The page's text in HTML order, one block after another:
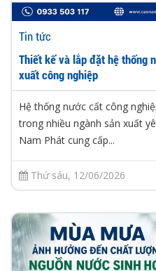
Tin tức
Thiết kế và lắp đặt hệ thống
xuất công nghiệp
Hệ thống nước cất công
trong nhiều ngành sản xuất
Nam Phát cung cấp...
Thứ sáu, 12/06/2026